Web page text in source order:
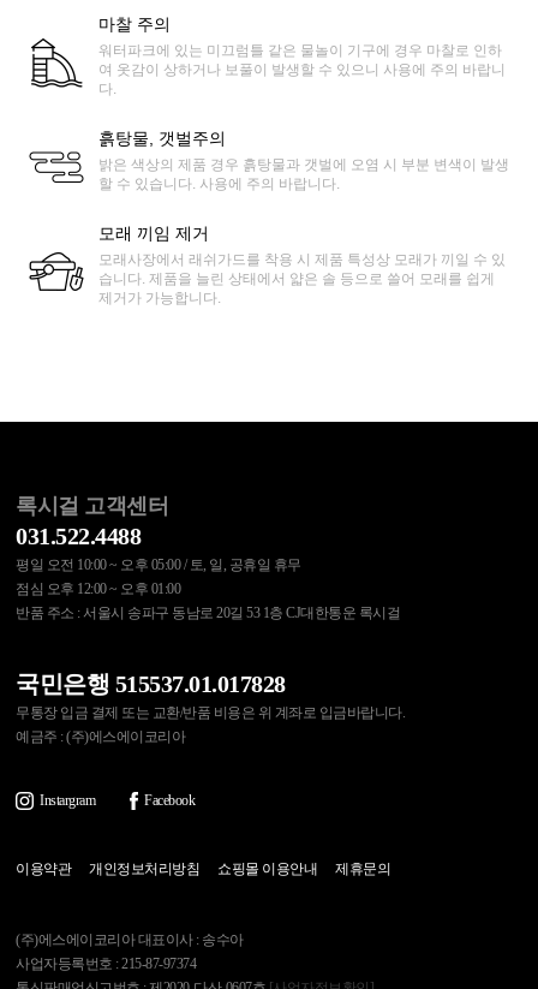
마찰 주의
워터파크에 있는 미끄럼틀 같은 물놀이 기구에 경우 마찰로 인하
여 옷감이 상하거나 보풀이 발생할 수 있으니 사용에 주의 바랍니
다.
흙탕물, 갯벌주의
밝은 색상의 제품 경우 흙탕물과 갯벌에 오염 시 부분 변색이 발생
할 수 있습니다. 사용에 주의 바랍니다.
모래 끼임 제거
모래사장에서 래쉬가드를 착용 시 제품 특성상 모래가 끼일 수 있
습니다. 제품을 늘린 상태에서 얇은 솔 등으로 쓸어 모래를 쉽게
제거가 가능합니다.
록시걸 고객센터
031.522.4488
평일 오전 10:00 ~ 오후 05:00 / 토, 일, 공휴일 휴무
점심 오후 12:00 ~ 오후 01:00
반품 주소 : 서울시 송파구 동남로 20길 53 1층 CJ대한통운 록시걸
국민은행 515537.01.017828
무통장 입금 결제 또는 교환/반품 비용은 위 계좌로 입금바랍니다.
예금주 : (주)에스에이코리아
Instargram Facebook
이용약관 개인정보처리방침 쇼핑몰 이용안내 제휴문의
(주)에스에이코리아 대표이사 : 송수아
사업자등록번호 : 215-87-97374